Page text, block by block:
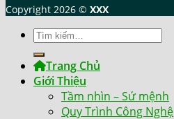
Copyright 2026 © XXX
Tìm
kiếm:
Trang Chủ
Giới Thiệu
Tầm nhìn – Sứ mệnh
Quy Trình Công Nghệ